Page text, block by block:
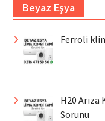
Beyaz Eşya
Ferroli
H20
Sorunu